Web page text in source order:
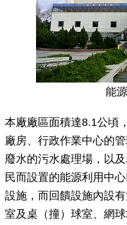
能
本廠廠區面積達8.1公頃
廠房、行政作業中心的
廢水的污水處理場，以
民而設置的能源利用中
設施，而回饋設施內設
室及桌（撞）球室、網